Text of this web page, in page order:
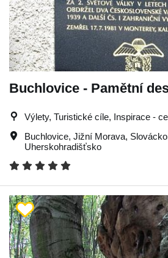
Buchlovice - Pamětní
Výlety, Turistické cíle, Inspirace -
Buchlovice, Jižní Morava, Slovácko
Uherskohradišťsko